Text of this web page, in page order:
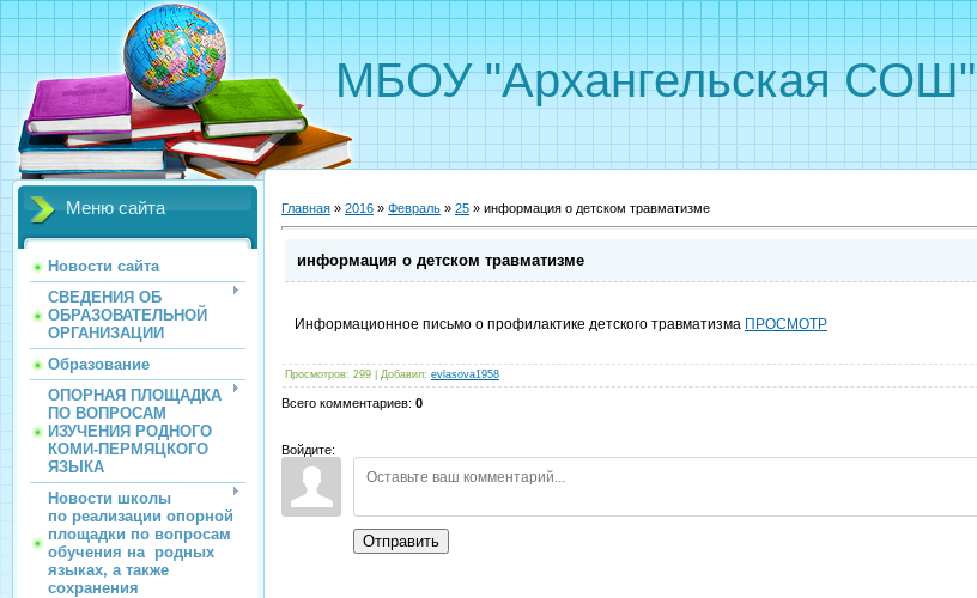
МБОУ "Архангельская СОШ"
Меню сайта
Новости сайта
СВЕДЕНИЯ ОБ
ОБРАЗОВАТЕЛЬНОЙ
ОРГАНИЗАЦИИ
Образование
ОПОРНАЯ ПЛОЩАДКА
ПО ВОПРОСАМ
ИЗУЧЕНИЯ РОДНОГО
КОМИ-ПЕРМЯЦКОГО
ЯЗЫКА
Новости школы
по реализации опорной
площадки по вопросам
обучения на родных
языках, а также
сохранения
Главная » 2016 » Февраль » 25 » информация о детском травматизме
информация о детском травматизме
Информационное письмо о профилактике детского травматизма ПРОСМОТР
Просмотров: 299 Добавил: evlasova1958
Всего комментариев: 0
Войдите:
Отправить